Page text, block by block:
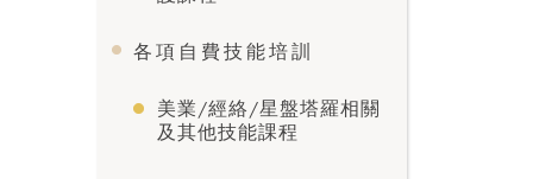
各項自費技能培訓
美業/經絡/星盤塔羅相關
及其他技能課程